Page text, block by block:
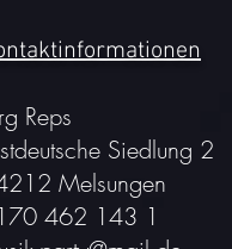
Reps
Siedlung 2
Melsungen
462 143 1